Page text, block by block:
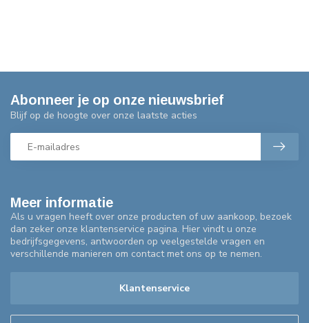
Meer informatie
Als u vragen heeft over onze producten of uw aankoop, bezoek
dan zeker onze klantenservice pagina. Hier vindt u onze
bedrijfsgegevens, antwoorden op veelgestelde vragen en
verschillende manieren om contact met ons op te nemen.
Klantenservice
Abonneer je op onze nieuwsbrief
Blijf op de hoogte over onze laatste acties